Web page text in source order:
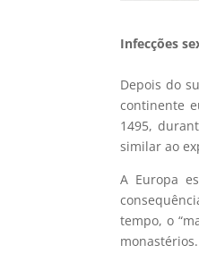
Infecções
Depois do
continente
1495,
similar ao
A Europa
tempo, o
monastérios.